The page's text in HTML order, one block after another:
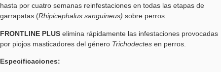
hasta por cuatro semanas reinfestaciones en todas las etapas de
garrapatas (Rhipicephalus sanguineus) sobre perros.
FRONTLINE PLUS elimina rápidamente las infestaciones provocadas
por piojos masticadores del género Trichodectes en perros.
Especificaciones: